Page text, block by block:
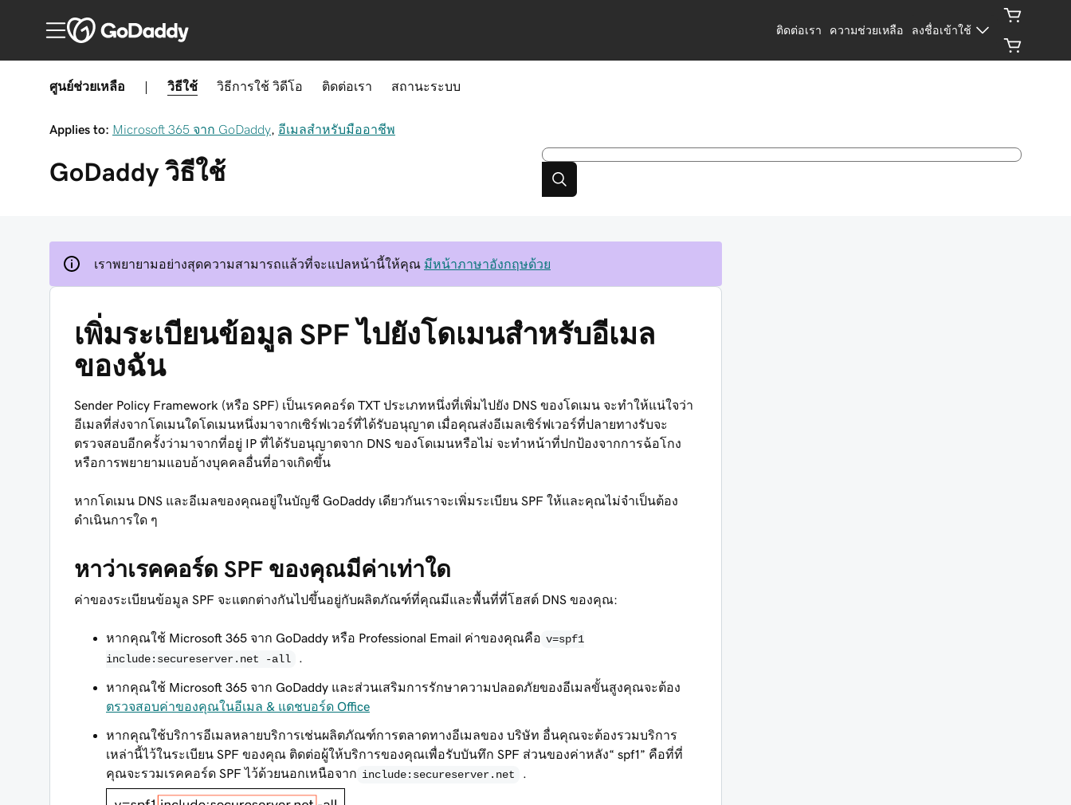
ติดต่อเรา ความช่วยเหลือ ลงชื่อเข้าใช้
ศูนย์ช่วยเหลือ วิธีใช้ วิธีการใช้ วิดีโอ ติดต่อเรา สถานะระบบ
Applies to: Microsoft 365 จาก GoDaddy อีเมลสำหรับมืออาชีพ
GoDaddy วิธีใช้
เราพยายามอย่างสุดความสามารถแล้วที่จะแปลหน้านี้ให้คุณ มีหน้าภาษาอังกฤษด้วย
เพิ่มระเบียนข้อมูล SPF ไปยังโดเมนสำหรับอีเมล
ของฉัน
Sender Policy Framework (หรือ SPF) เป็นเรคคอร์ด TXT ประเภทหนึ่งที่เพิ่มไปยัง DNS ของโดเมน จะทำให้แน่ใจว่า
อีเมลที่ส่งจากโดเมนใดโดเมนหนึ่งมาจากเซิร์ฟเวอร์ที่ได้รับอนุญาต เมื่อคุณส่งอีเมลเซิร์ฟเวอร์ที่ปลายทางรับจะ
ตรวจสอบอีกครั้งว่ามาจากที่อยู่ IP ที่ได้รับอนุญาตจาก DNS ของโดเมนหรือไม่ จะทำหน้าที่ปกป้องจากการฉ้อโกง
หรือการพยายามแอบอ้างบุคคลอื่นที่อาจเกิดขึ้น
หากโดเมน DNS และอีเมลของคุณอยู่ในบัญชี GoDaddy เดียวกันเราจะเพิ่มระเบียน SPF ให้และคุณไม่จำเป็นต้อง
ดำเนินการใด ๆ
หาว่าเรคคอร์ด SPF ของคุณมีค่าเท่าใด
ค่าของระเบียนข้อมูล SPF จะแตกต่างกันไปขึ้นอยู่กับผลิตภัณฑ์ที่คุณมีและพื้นที่ที่โฮสต์ DNS ของคุณ:
หากคุณใช้ Microsoft 365 จาก GoDaddy หรือ Professional Email ค่าของคุณคือ v=spf1
include:secureserver.net -all
หากคุณใช้ Microsoft 365 จาก GoDaddy และส่วนเสริมการรักษาความปลอดภัยของอีเมลขั้นสูงคุณจะต้อง
ตรวจสอบค่าของคุณในอีเมล & แดชบอร์ด Office
หากคุณใช้บริการอีเมลหลายบริการเช่นผลิตภัณฑ์การตลาดทางอีเมลของ บริษัท อื่นคุณจะต้องรวมบริการ
เหล่านี้ไว้ในระเบียน SPF ของคุณ ติดต่อผู้ให้บริการของคุณเพื่อรับบันทึก SPF ส่วนของค่าหลัง“ spf1” คือที่ที่
คุณจะรวมเรคคอร์ด SPF ไว้ด้วยนอกเหนือจาก include:secureserver.net